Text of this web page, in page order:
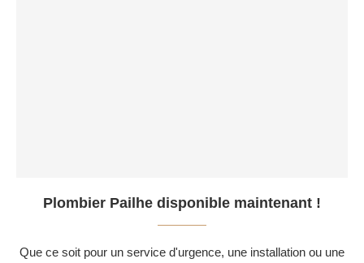
Plombier Pailhe disponible maintenant !
Que ce soit pour un service d'urgence, une installation ou une